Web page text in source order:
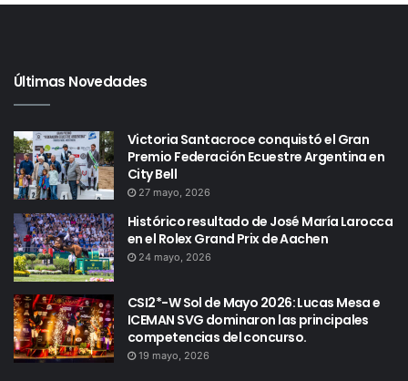
Últimas Novedades
Victoria Santacroce conquistó el Gran
Premio Federación Ecuestre Argentina en
City Bell
27 mayo, 2026
Histórico resultado de José María Larocca
en el Rolex Grand Prix de Aachen
24 mayo, 2026
CSI2*-W Sol de Mayo 2026: Lucas Mesa e
ICEMAN SVG dominaron las principales
competencias del concurso.
19 mayo, 2026